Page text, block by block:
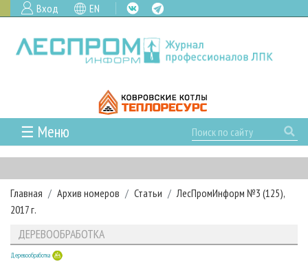
Вход EN
☰ Меню
ГЛАВНАЯ
РУБРИКИ И ТЕМЫ
РУБРИКИ ЖУРНАЛА
ЛЕСОЗАГОТОВКА
НОВОСТИ
НОВОСТИ ЛПК
ПРОЕКТЫ ЛПИ
АНАЛИТИКА
АРХИВ
Главная Архив номеров Статьи
ЛесПромИнформ №3 (125),
2017 г.
ДЕРЕВООБРАБОТКА
Деревообработка